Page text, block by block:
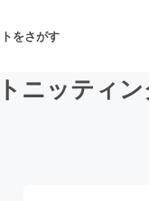
をさがす
ッティン